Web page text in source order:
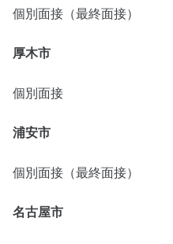
個別面接（最終面接）
厚木市
個別面接
浦安市
個別面接（最終面接）
名古屋市